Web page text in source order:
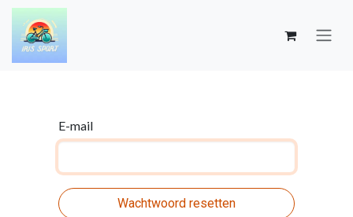
Overslaan naar inhoud
E-mail
Wachtwoord resetten